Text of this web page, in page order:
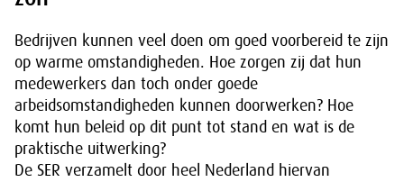
Bedrijven kunnen veel doen om goed voorbereid te zijn
op warme omstandigheden. Hoe zorgen zij dat hun
medewerkers dan toch onder goede
arbeidsomstandigheden kunnen doorwerken? Hoe
komt hun beleid op dit punt tot stand en wat is de
praktische uitwerking?
De SER verzamelt door heel Nederland hiervan